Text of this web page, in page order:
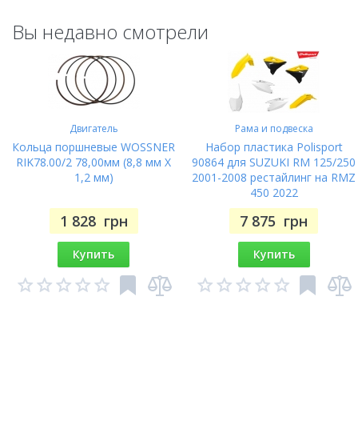
Вы недавно смотрели
Двигатель
Кольца поршневые WOSSNER
RIK78.00/2 78,00мм (8,8 мм X
1,2 мм)
1 828 грн
Купить
Рама и подвеска
Набор пластика Polisport
90864 для SUZUKI RM 125/250
2001-2008 рестайлинг на RMZ
450 2022
7 875 грн
Купить